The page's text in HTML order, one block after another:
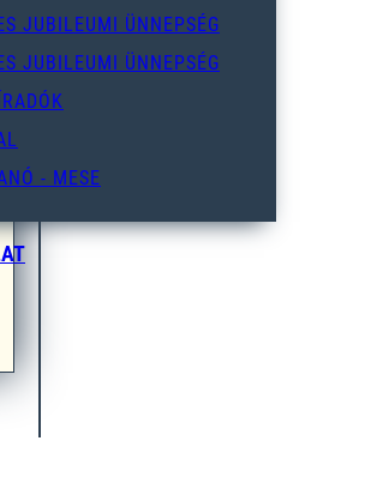
JUBILEUMI ÜNNEPSÉG
JUBILEUMI ÜNNEPSÉG
- MESE